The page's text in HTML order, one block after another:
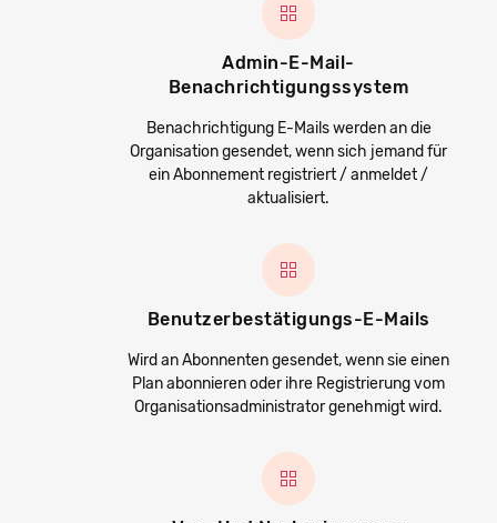
Admin-E-Mail-
Benachrichtigungssystem
Benachrichtigung E-Mails werden an die
Organisation gesendet, wenn sich jemand für
ein Abonnement registriert / anmeldet /
aktualisiert.
Benutzerbestätigungs-E-Mails
Wird an Abonnenten gesendet, wenn sie einen
Plan abonnieren oder ihre Registrierung vom
Organisationsadministrator genehmigt wird.